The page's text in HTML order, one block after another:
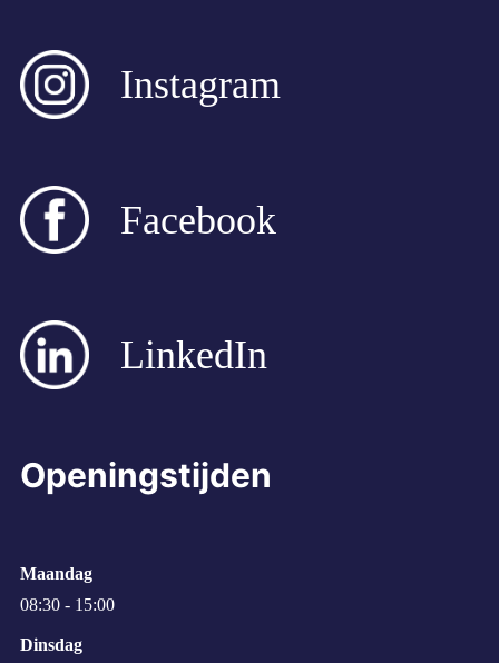
Instagram
Facebook
LinkedIn
Openingstijden
Maandag
08:30 - 15:00
Dinsdag